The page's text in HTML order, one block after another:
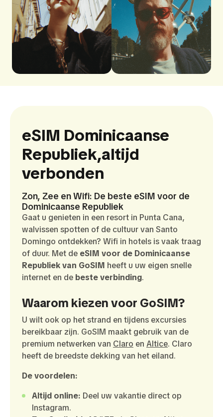
eSIM Dominicaanse
Republiek,altijd
verbonden
Zon, Zee en Wifi: De beste eSIM voor de
Dominicaanse Republiek
Gaat u genieten in een resort in Punta Cana,
walvissen spotten of de cultuur van Santo
Domingo ontdekken? Wifi in hotels is vaak traag
of duur. Met de eSIM voor de Dominicaanse
Republiek van GoSIM heeft u uw eigen snelle
internet en de beste verbinding.
Waarom kiezen voor GoSIM?
U wilt ook op het strand en tijdens excursies
bereikbaar zijn. GoSIM maakt gebruik van de
premium netwerken van Claro en Altice. Claro
heeft de breedste dekking van het eiland.
De voordelen:
Altijd online: Deel uw vakantie direct op
Instagram.